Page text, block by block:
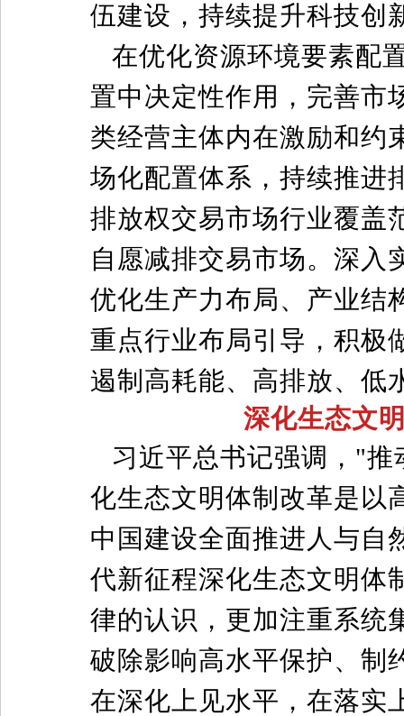
伍建设，持续提升科技创
在优化资源环境要素配
置中决定性作用，完善市
类经营主体内在激励和约
场化配置体系，持续推进
排放权交易市场行业覆盖
自愿减排交易市场。深入
优化生产力布局、产业结
重点行业布局引导，积极
遏制高耗能、高排放、低
深化生态文
习近平总书记强调，"
化生态文明体制改革是以
中国建设全面推进人与自
代新征程深化生态文明体
律的认识，更加注重系统
破除影响高水平保护、制
在深化上见水平，在落实